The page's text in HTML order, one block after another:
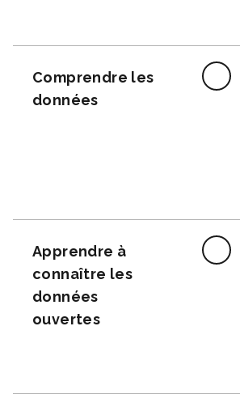
Comprendre les
données
Apprendre à
connaître les
données
ouvertes